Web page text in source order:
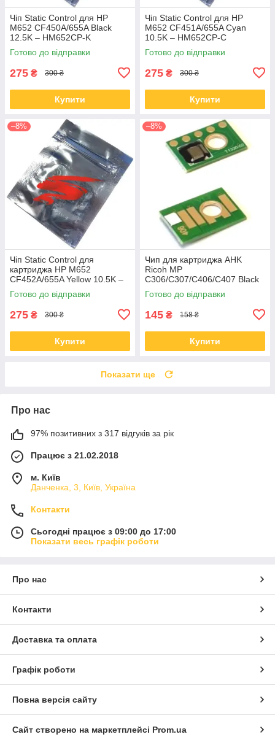
Чіп Static Control для HP
M652 CF450A/655A Black
12.5K – HM652CP-K
Готово до відправки
275 ₴ 300 ₴
Купити
Чіп Static Control для HP
M652 CF451A/655A Cyan
10.5K – HM652CP-C
Готово до відправки
275 ₴ 300 ₴
Купити
–8%
Чіп Static Control для
картриджа HP M652
CF452A/655A Yellow 10.5K –
HM652CP-Y
Готово до відправки
275 ₴ 300 ₴
Купити
–8%
Чип для картриджа AHK
Ricoh MP
C306/C307/C406/C407 Black
842095 17000 сторінок
(70264813)
Готово до відправки
145 ₴ 158 ₴
Купити
Показати ще
Про нас
97% позитивних з 317 відгуків за рік
Працює з 21.02.2018
м. Київ
Данченка, 3, Київ, Україна
Контакти
Сьогодні працює з 09:00 до 17:00
Показати весь графік роботи
Про нас
Контакти
Доставка та оплата
Графік роботи
Повна версія сайту
Сайт створено на маркетплейсі Prom.ua